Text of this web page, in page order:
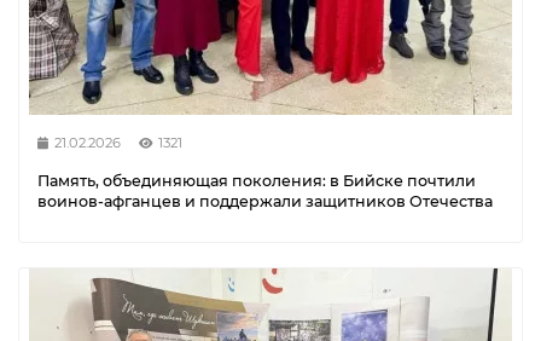
21.02.2026 1321
Память, объединяющая поколения: в Бийске почтили
воинов-афганцев и поддержали защитников Отечества